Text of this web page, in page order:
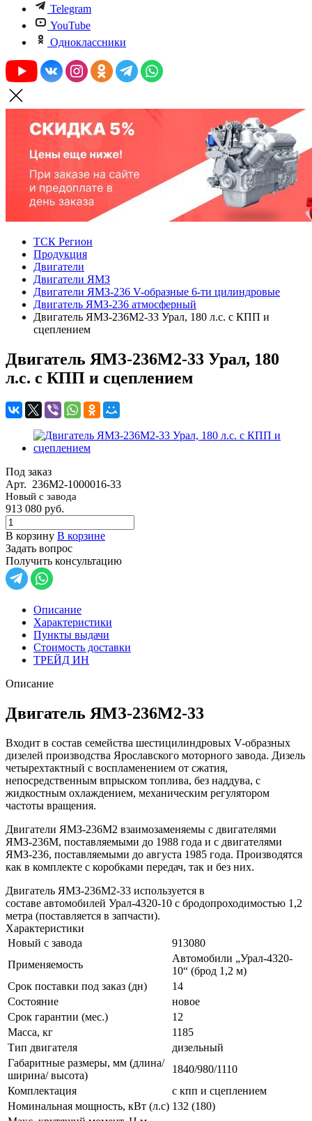
Telegram
YouTube
Одноклассники
ТСК Регион
Продукция
Двигатели
Двигатели ЯМЗ
Двигатели ЯМЗ-236 V-образные 6-ти цилиндровые
Двигатель ЯМЗ-236 атмосферный
Двигатель ЯМЗ-236М2-33 Урал, 180 л.с. с КПП и
сцеплением
Двигатель ЯМЗ-236М2-33 Урал, 180
л.с. с КПП и сцеплением
Под заказ
Арт. 236М2-1000016-33
Новый с завода
913 080 руб.
В корзину В корзине
Задать вопрос
Получить консультацию
Описание
Характеристики
Пункты выдачи
Стоимость доставки
ТРЕЙД ИН
Описание
Двигатель ЯМЗ-236М2-33
Входит в состав семейства шестицилиндровых V-образных
дизелей производства Ярославского моторного завода. Дизель
четырехтактный с воспламенением от сжатия,
непосредственным впрыском топлива, без наддува, с
жидкостным охлаждением, механическим регулятором
частоты вращения.
Двигатели ЯМЗ-236М2 взаимозаменяемы с двигателями
ЯМЗ-236М, поставляемыми до 1988 года и с двигателями
ЯМЗ-236, поставляемыми до августа 1985 года. Производятся
как в комплекте с коробками передач, так и без них.
Двигатель ЯМЗ-236М2-33 используется в
составе автомобилей Урал-4320-10 с бродопроходимостью 1,2
метра (поставляется в запчасти).
Характеристики
Новый с завода
913080
Применяемость
Автомобили „Урал-4320-
10“ (брод 1,2 м)
Срок поставки под заказ (дн)
14
Состояние
новое
Срок гарантии (мес.)
12
Масса, кг
1185
Тип двигателя
дизельный
Габаритные размеры, мм (длина/
ширина/ высота)
1840/980/1110
Комплектация
с кпп и сцеплением
Номинальная мощность, кВт (л.с) 132 (180)